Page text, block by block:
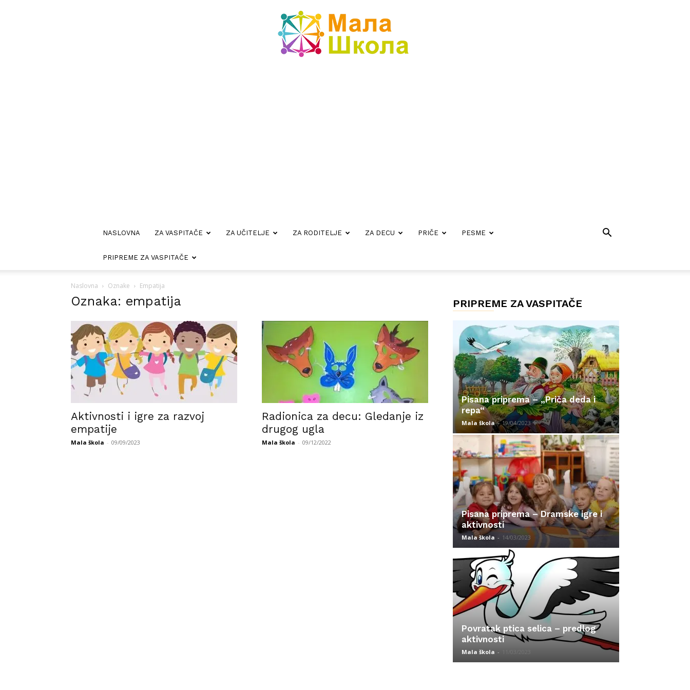
NASLOVNA ZA VASPITAČE ZA UČITELJE ZA RODITELJE ZA DECU PRIČE PESME
PRIPREME ZA VASPITAČE
Naslovna Oznake Empatija
Oznaka: empatija
Aktivnosti i igre za razvoj
empatije
Mala škola - 09/09/2023
Radionica za decu: Gledanje iz
drugog ugla
Mala škola - 09/12/2022
PRIPREME ZA VASPITAČE
Pisana priprema – „Priča deda i
repa“
Mala škola - 19/04/2023
Pisana priprema – Dramske igre i
aktivnosti
Mala škola - 14/03/2023
Povratak ptica selica – predlog
aktivnosti
Mala škola -